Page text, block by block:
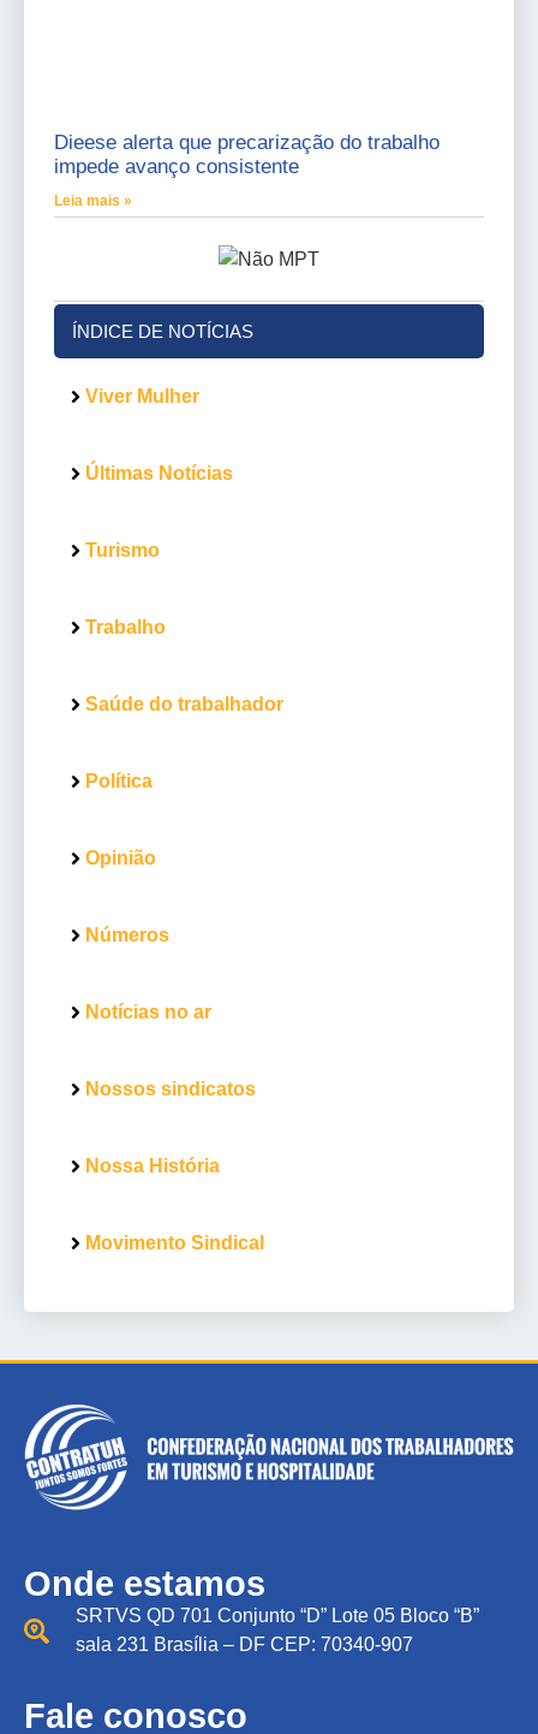
Dieese alerta que precarização do trabalho
impede avanço consistente
Leia mais »
ÍNDICE DE NOTÍCIAS
Viver Mulher
Últimas Notícias
Turismo
Trabalho
Saúde do trabalhador
Política
Opinião
Números
Notícias no ar
Nossos sindicatos
Nossa História
Movimento Sindical
Onde estamos
SRTVS QD 701 Conjunto “D” Lote 05 Bloco “B”
sala 231 Brasília – DF CEP: 70340-907
Fale conosco